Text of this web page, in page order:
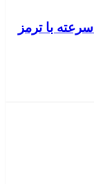
دوچرخه چیاوا مدل آکو دنده ای 21 سرعته با ترمز